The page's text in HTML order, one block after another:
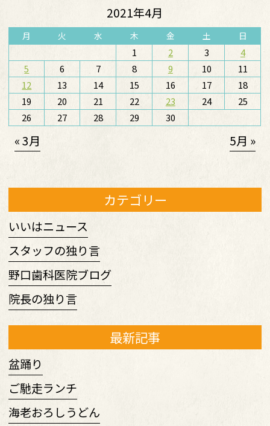
2021年4月
月 火 水 木 金 土 日
1 2 3
4
5
6 7 8 9 10
11
12
13 14 15 16 17
18
19
20 21 22 23 24
25
26
27 28 29 30
« 3月 5月 »
カテゴリー
いいはニュース
スタッフの独り言
野口歯科医院ブログ
院長の独り言
最新記事
盆踊り
ご馳走ランチ
海老おろしうどん